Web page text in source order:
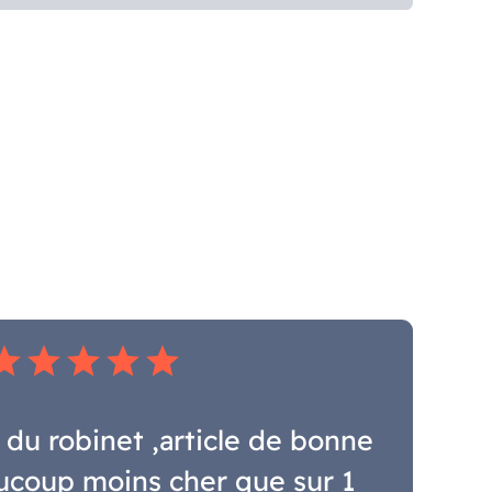
starstarstarstar
robinet ,article de bonne
moins cher que sur 1